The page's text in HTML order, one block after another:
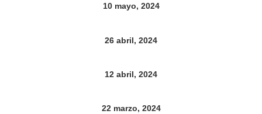
10 mayo, 2024
26 abril, 2024
12 abril, 2024
22 marzo, 2024